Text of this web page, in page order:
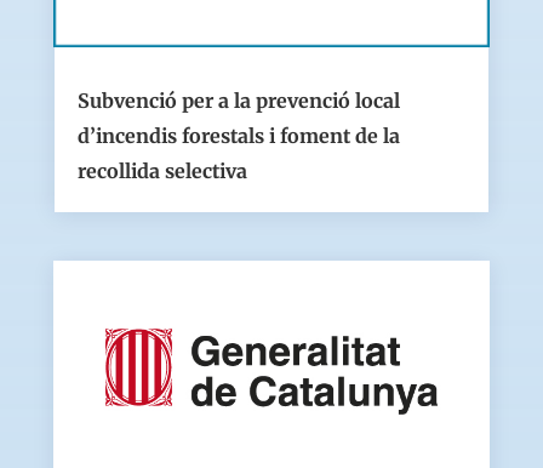
Subvenció per a la prevenció local
d’incendis forestals i foment de la
recollida selectiva